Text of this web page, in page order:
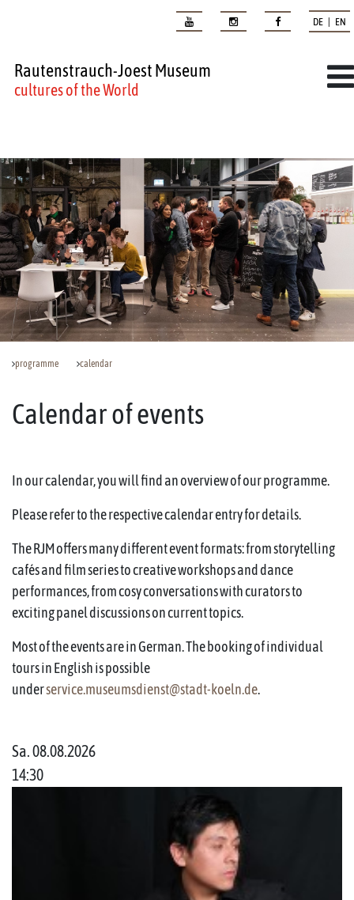
DE | EN
Rautenstrauch-Joest Museum
cultures of the World
programme calendar
Calendar of events
In our calendar, you will find an overview of our programme.
Please refer to the respective calendar entry for details.
The RJM offers many different event formats: from storytelling
cafés and film series to creative workshops and dance
performances, from cosy conversations with curators to
exciting panel discussions on current topics.
Most of the events are in German. The booking of individual
tours in English is possible
underservice.museumsdienst@stadt-koeln.de.
Sa. 08.08.2026
14:30